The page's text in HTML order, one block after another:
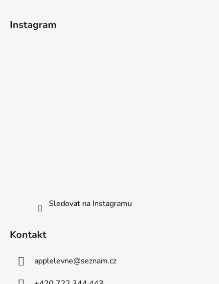
Instagram
Sledovat na Instagramu
Kontakt
applelevne@seznam.cz